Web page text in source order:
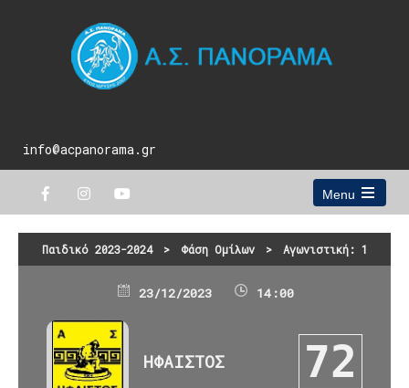
info@acpanorama.gr
Menu
Open
main
menu
Παιδικό 2023-2024 > Φάση Ομίλων > Αγωνιστική: 1
23/12/2023 14:00
ΗΦΑΙΣΤΟΣ 72